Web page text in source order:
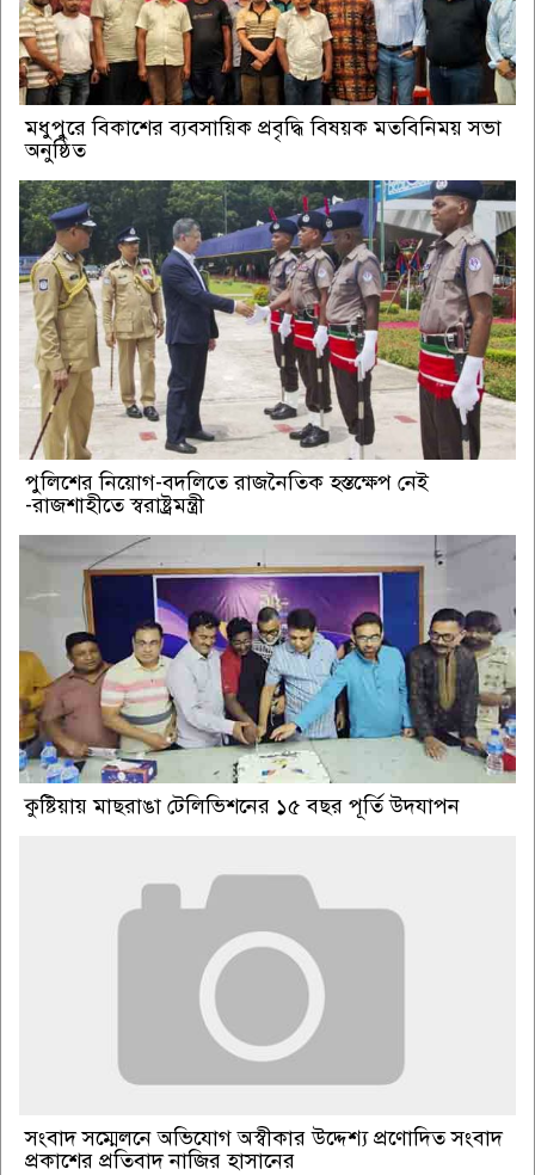
মধুপুরে বিকাশের ব্যবসায়িক প্রবৃদ্ধি বিষয়ক মতবিনিময় সভা
অনুষ্ঠিত
পুলিশের নিয়োগ-বদলিতে রাজনৈতিক হস্তক্ষেপ নেই
-রাজশাহীতে স্বরাষ্ট্রমন্ত্রী
কুষ্টিয়ায় মাছরাঙা টেলিভিশনের ১৫ বছর পূর্তি উদযাপন
সংবাদ সম্মেলনে অভিযোগ অস্বীকার উদ্দেশ্য প্রণোদিত সংবাদ
প্রকাশের প্রতিবাদ নাজির হাসানের